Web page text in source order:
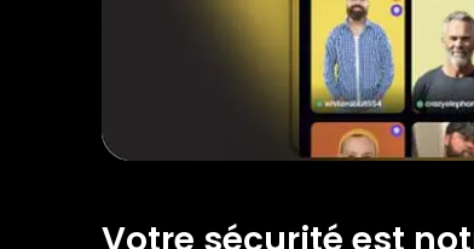
Votre sécurité est